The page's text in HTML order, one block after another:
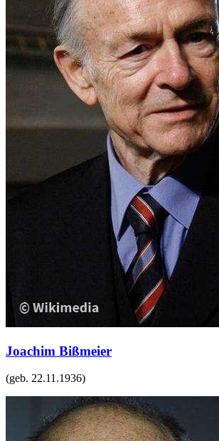
Joachim Bißmeier
(geb. 22.11.1936)